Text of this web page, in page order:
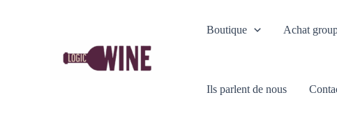
Boutique Achat
Ils parlent de nous